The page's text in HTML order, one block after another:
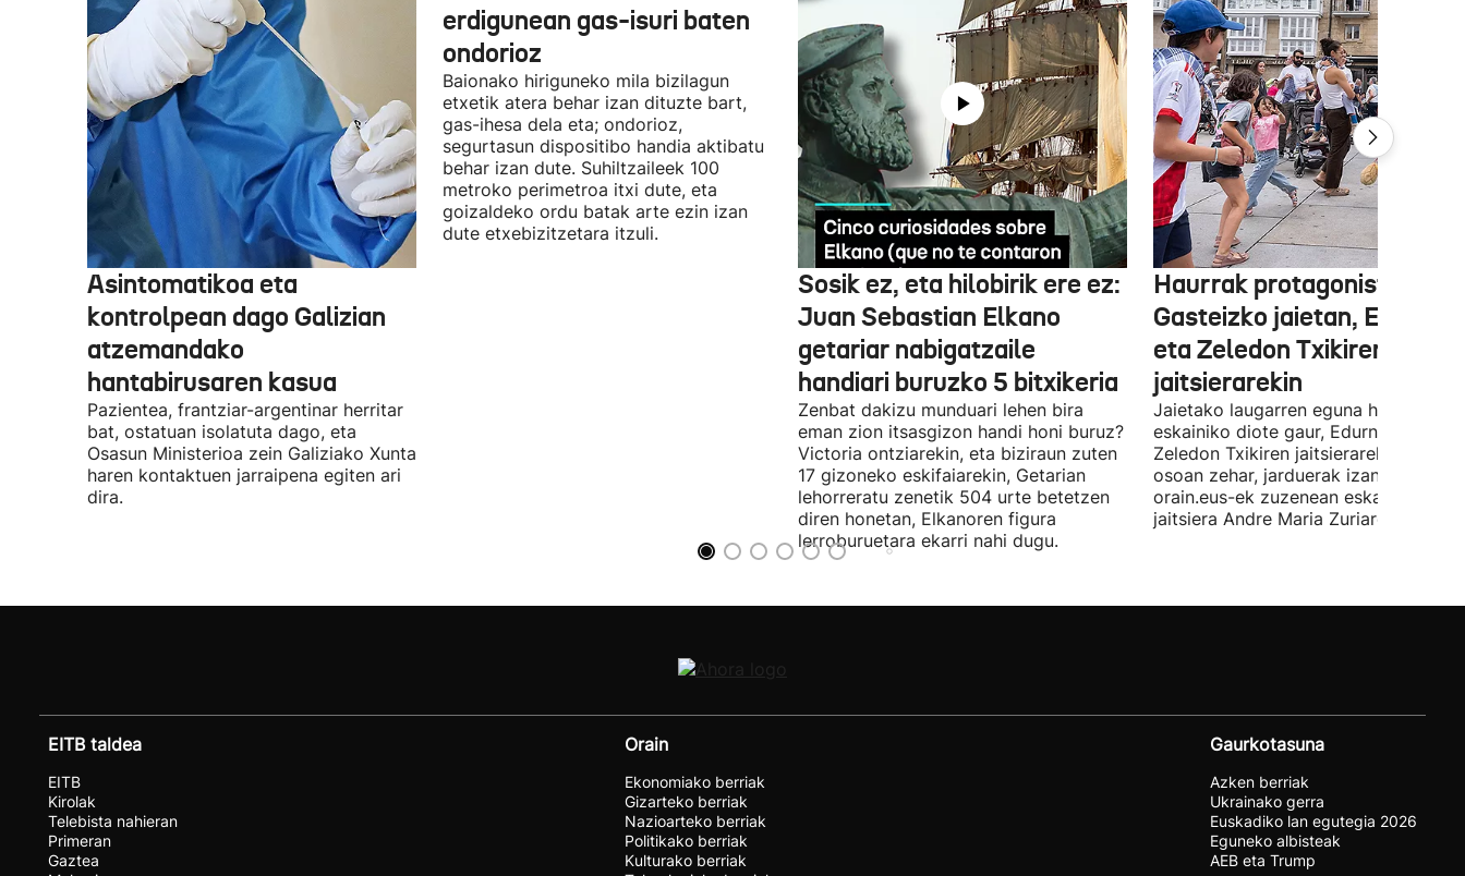
Asintomatikoa eta
kontrolpean dago Galizian
atzemandako
hantabirusaren kasua
Pazientea, frantziar-argentinar herritar
bat, ostatuan isolatuta dago, eta
Osasun Ministerioa zein Galiziako Xunta
haren kontaktuen jarraipena egiten ari
dira.
erdigunean gas-isuri baten
ondorioz
Baionako hiriguneko mila bizilagun
etxetik atera behar izan dituzte bart,
gas-ihesa dela eta; ondorioz,
segurtasun dispositibo handia aktibatu
behar izan dute. Suhiltzaileek 100
metroko perimetroa itxi dute, eta
goizaldeko ordu batak arte ezin izan
dute etxebizitzetara itzuli.
Sosik ez, eta hilobirik ere ez:
Juan Sebastian Elkano
getariar nabigatzaile
handiari buruzko 5 bitxikeria
Zenbat dakizu munduari lehen bira
eman zion itsasgizon handi honi buruz?
Victoria ontziarekin, eta biziraun zuten
17 gizoneko eskifaiarekin, Getarian
lehorreratu zenetik 504 urte betetzen
diren honetan, Elkanoren figura
lerroburuetara ekarri nahi dugu.
Haurrak protagonista
Gasteizko jaietan, Edurne
eta Zeledon Txikiren
jaitsierarekin
Jaietako laugarren eguna haurrei
eskainiko diote gaur, Edurne eta
Zeledon Txikiren jaitsierarekin. Egun
osoan zehar, jarduerak izango dira
orain.eus-ek zuzenean eskainiko du
jaitsiera Andre Maria Zuriaren
EITB taldea
EITB
Kirolak
Telebista nahieran
Primeran
Gaztea
Orain
Ekonomiako berriak
Gizarteko berriak
Nazioarteko berriak
Politikako berriak
Kulturako berriak
Gaurkotasuna
Azken berriak
Ukrainako gerra
Euskadiko lan egutegia 2026
Eguneko albisteak
AEB eta Trump